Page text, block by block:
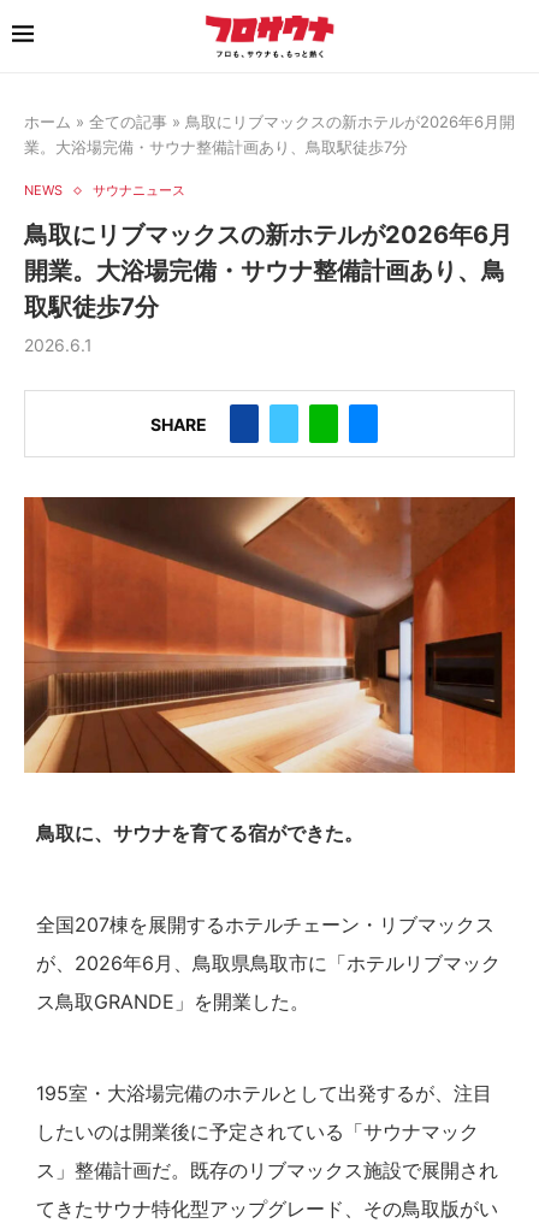
ホーム » 全ての記事 » 鳥取にリブマックスの新ホテルが2026年6月開
業。大浴場完備・サウナ整備計画あり、鳥取駅徒歩7分
NEWS サウナニュース
鳥取にリブマックスの新ホテルが2026年6月
開業。大浴場完備・サウナ整備計画あり、鳥
取駅徒歩7分
2026.6.1
SHARE
鳥取に、サウナを育てる宿ができた。
全国207棟を展開するホテルチェーン・リブマックス
が、2026年6月、鳥取県鳥取市に「ホテルリブマック
ス鳥取GRANDE」を開業した。
195室・大浴場完備のホテルとして出発するが、注目
したいのは開業後に予定されている「サウナマック
ス」整備計画だ。既存のリブマックス施設で展開され
てきたサウナ特化型アップグレード、その鳥取版がい